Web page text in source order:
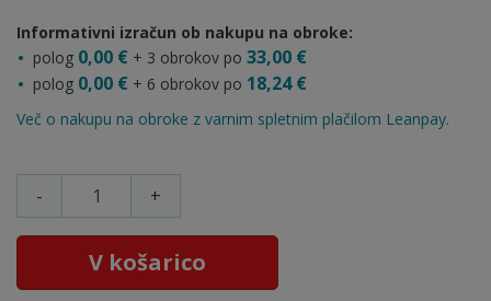
Informativni izračun ob nakupu na obroke:
polog 0,00 € + 3 obrokov po 33,00 €
polog 0,00 € + 6 obrokov po 18,24 €
Več o nakupu na obroke z varnim spletnim plačilom Leanpay.
- +
V košarico